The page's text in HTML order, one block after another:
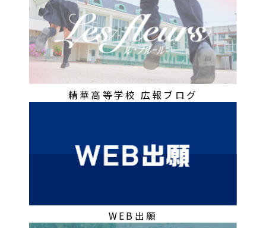
精華高等学校 広報ブログ
WEB出願